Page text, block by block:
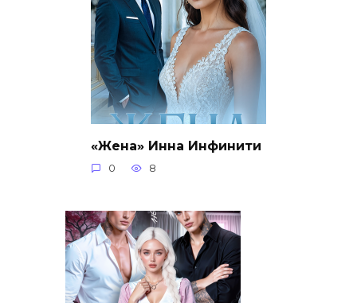
«Жена» Инна Инфинити
0 8